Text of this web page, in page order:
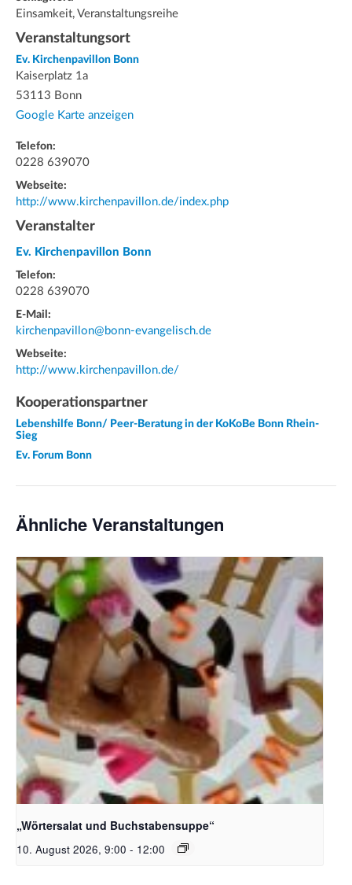
Einsamkeit, Veranstaltungsreihe
Veranstaltungsort
Ev. Kirchenpavillon Bonn
Kaiserplatz 1a
53113 Bonn
Google Karte anzeigen
Telefon:
0228 639070
Webseite:
http://www.kirchenpavillon.de/index.php
Veranstalter
Ev. Kirchenpavillon Bonn
Telefon:
0228 639070
E-Mail:
kirchenpavillon@bonn-evangelisch.de
Webseite:
http://www.kirchenpavillon.de/
Kooperationspartner
Lebenshilfe Bonn/ Peer-Beratung in der KoKoBe Bonn Rhein-
Sieg
Ev. Forum Bonn
Ähnliche Veranstaltungen
Bildquelle_ Pixabay Free_Christoph Meinersmann
„Wörtersalat und Buchstabensuppe“
10. August 2026, 9:00 - 12:00